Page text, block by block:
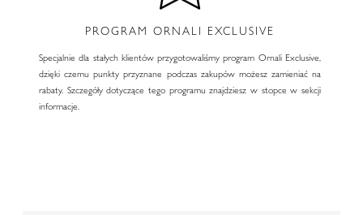
PROGRAM ORNALI EXCLUSIVE
Specjalnie dla stałych klientów przygotowaliśmy program Ornali Exclusive,
dzięki czemu punkty przyznane podczas zakupów możesz zamieniać na
rabaty. Szczegóły dotyczące tego programu znajdziesz w stopce w sekcji
informacje.